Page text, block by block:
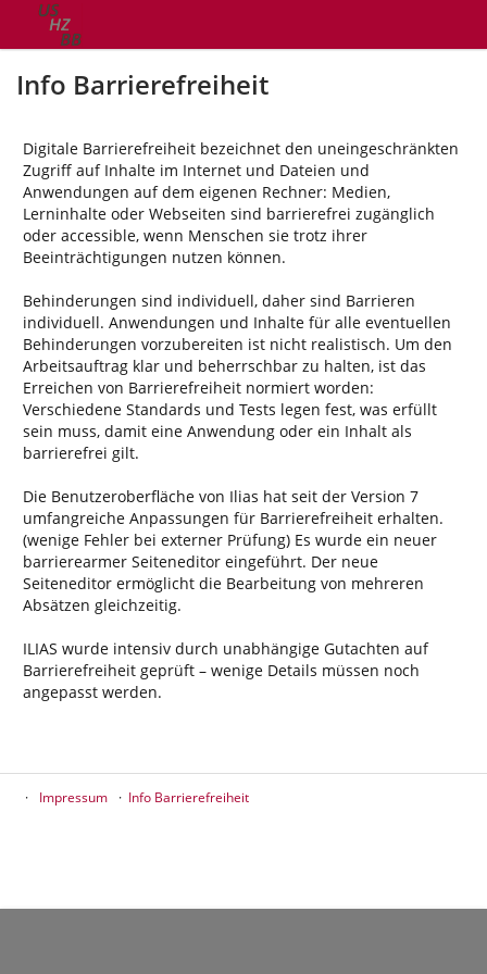
Info Barrierefreiheit
Digitale Barrierefreiheit bezeichnet den uneingeschränkten
Zugriff auf Inhalte im Internet und Dateien und
Anwendungen auf dem eigenen Rechner: Medien,
Lerninhalte oder Webseiten sind barrierefrei zugänglich
oder accessible, wenn Menschen sie trotz ihrer
Beeinträchtigungen nutzen können.
Behinderungen sind individuell, daher sind Barrieren
individuell. Anwendungen und Inhalte für alle eventuellen
Behinderungen vorzubereiten ist nicht realistisch. Um den
Arbeitsauftrag klar und beherrschbar zu halten, ist das
Erreichen von Barrierefreiheit normiert worden:
Verschiedene Standards und Tests legen fest, was erfüllt
sein muss, damit eine Anwendung oder ein Inhalt als
barrierefrei gilt.
Die Benutzeroberfläche von Ilias hat seit der Version 7
umfangreiche Anpassungen für Barrierefreiheit erhalten.
(wenige Fehler bei externer Prüfung) Es wurde ein neuer
barrierearmer Seiteneditor eingeführt. Der neue
Seiteneditor ermöglicht die Bearbeitung von mehreren
Absätzen gleichzeitig.
ILIAS wurde intensiv durch unabhängige Gutachten auf
Barrierefreiheit geprüft – wenige Details müssen noch
angepasst werden.
Impressum Info Barrierefreiheit